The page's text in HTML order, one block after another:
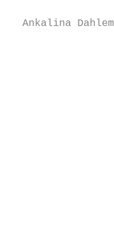
Ankalina Dahlem